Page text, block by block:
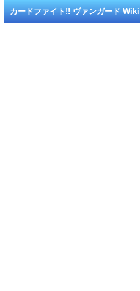
カードファイト!! ヴァンガード Wiki